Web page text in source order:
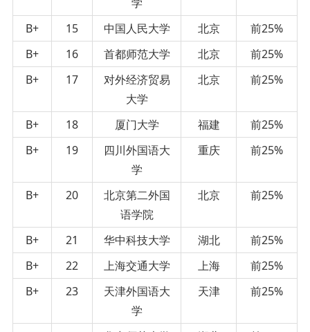
B+ 15 中国人民大学 北京
前25%
B+
16 首都师范大学 北京
前25%
B+
17
对外经济贸易
大学
北京 前25%
B+ 18 厦门大学 福建
前25%
B+
19
四川外国语大
学
重庆 前25%
B+ 20
北京第二外国
语学院
北京 前25%
B+ 21 华中科技大学 湖北
前25%
B+
22 上海交通大学 上海
前25%
B+
23
天津外国语大
学
天津 前25%